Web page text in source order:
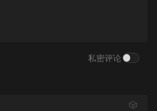
私密评论
🎲